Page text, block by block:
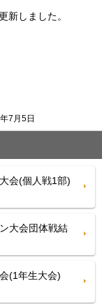
新しました。
7月5日
会(個人戦1部)
大会団体戦結
(1年生大会)